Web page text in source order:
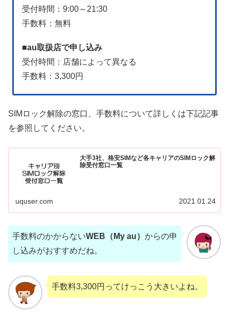
受付時間：9:00～21:30
手数料：無料
■au取扱店で申し込み
受付時間：店舗によって異なる
手数料：3,300円
SIMロック解除の窓口、手数料について詳しくは下記記事
を参照してください。
大手3社、格安SIMなど各キャリアのSIMロック解
除受付窓口一覧
uquser.com 2021.01.24
手数料のかからないWEB（My au） からの申
し込みがおすすめだね。
手数料3,300円ってけっこう大きいよね。